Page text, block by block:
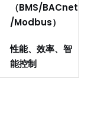
（BMS/BACnet
/Modbus）
性能、效率、智
能控制